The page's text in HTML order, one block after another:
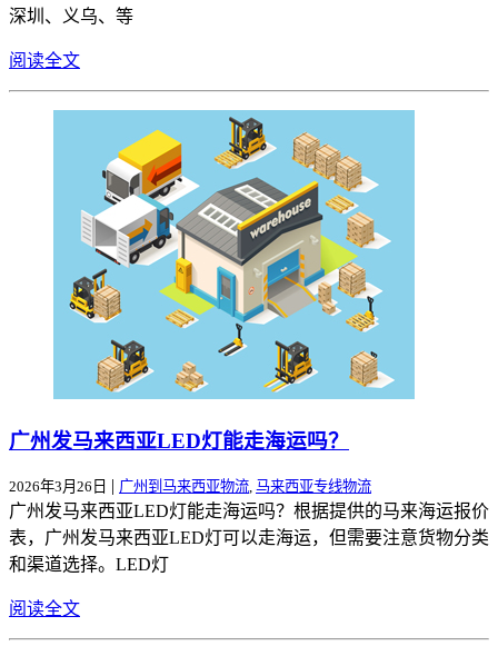
深圳、义乌、等
阅读全文
广州发马来西亚LED灯能走海运吗？
2026年3月26日 | 广州到马来西亚物流, 马来西亚专线物流
广州发马来西亚LED灯能走海运吗？根据提供的马来海运报价
表，广州发马来西亚LED灯可以走海运，但需要注意货物分类
和渠道选择。LED灯
阅读全文